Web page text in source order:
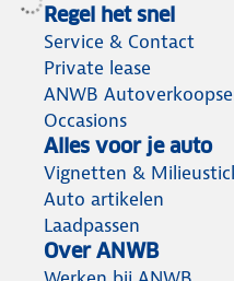
Regel het snel
Service & Contact
Private lease
ANWB
Occasions
Alles voor je auto
Vignetten &
Auto artikelen
Laadpassen
Over ANWB